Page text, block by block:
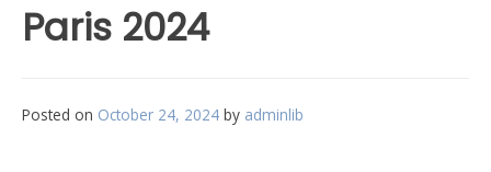
Paris 2024
Posted on October 24, 2024 by adminlib